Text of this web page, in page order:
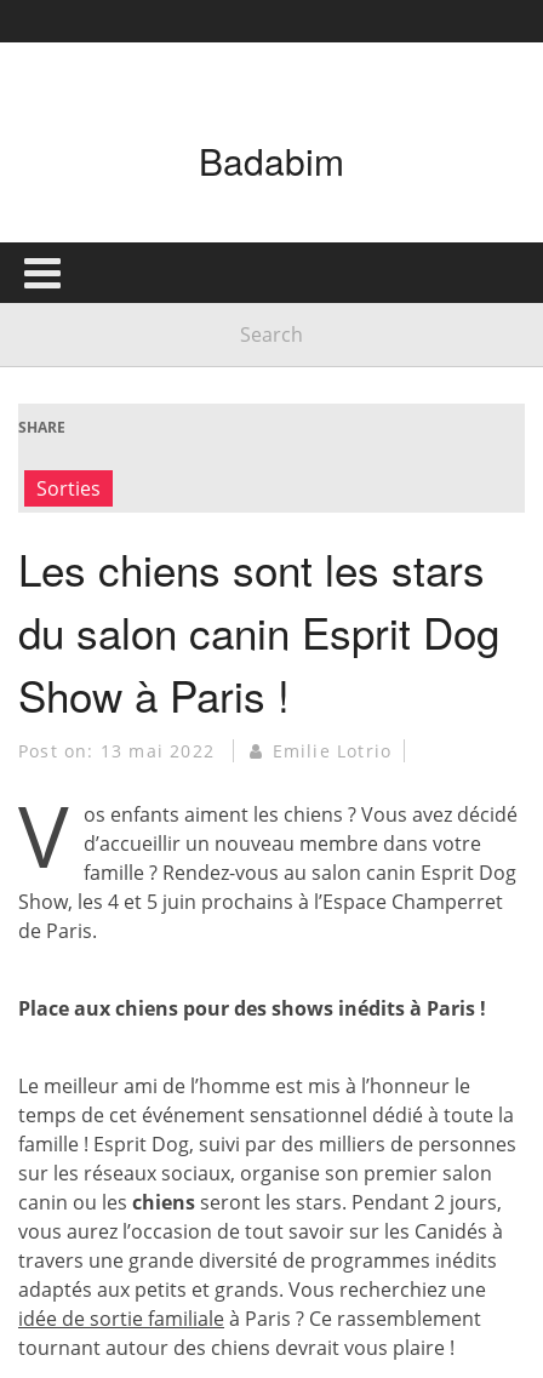
Badabim
SHARE
Sorties
Les chiens sont les stars
du salon canin Esprit Dog
Show à Paris !
Post on: 13 mai 2022 Emilie Lotrio
V os enfants aiment les chiens ? Vous avez décidé
d’accueillir un nouveau membre dans votre
famille ? Rendez-vous au salon canin Esprit Dog
Show, les 4 et 5 juin prochains à l’Espace Champerret
de Paris.
Place aux chiens pour des shows inédits à Paris !
Le meilleur ami de l’homme est mis à l’honneur le
temps de cet événement sensationnel dédié à toute la
famille ! Esprit Dog, suivi par des milliers de personnes
sur les réseaux sociaux, organise son premier salon
canin ou les chiensseront les stars. Pendant 2 jours,
vous aurez l’occasion de tout savoir sur les Canidés à
travers une grande diversité de programmes inédits
adaptés aux petits et grands. Vous recherchiez une
idée de sortie familialeà Paris ? Ce rassemblement
tournant autour des chiens devrait vous plaire !